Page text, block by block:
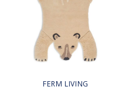
FERM LIVING